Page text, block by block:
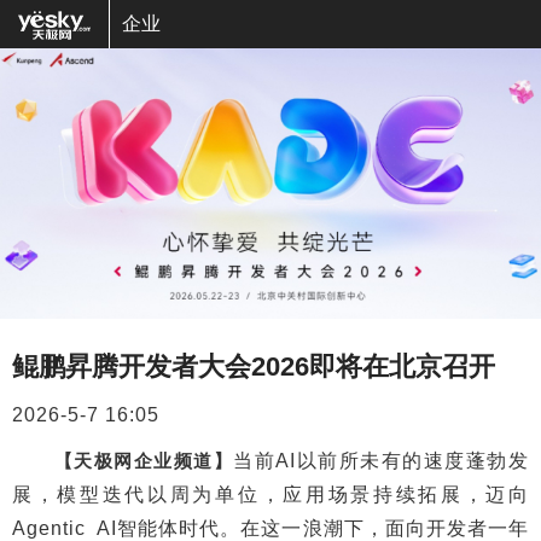
企业
鲲鹏昇腾开发者大会2026即将在北京召开
2026-5-7 16:05
【天极网企业频道】 当前AI以前所未有的速度蓬勃发
展，模型迭代以周为单位，应用场景持续拓展，迈向
Agentic AI智能体时代。在这一浪潮下，面向开发者一年